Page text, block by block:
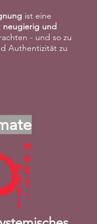
ist eine
neugierig und
- und so zu
Authentizität zu